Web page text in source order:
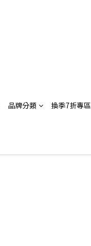
品牌分類 換季7折專區